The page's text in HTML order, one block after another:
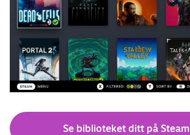
Se biblioteket ditt på Steam